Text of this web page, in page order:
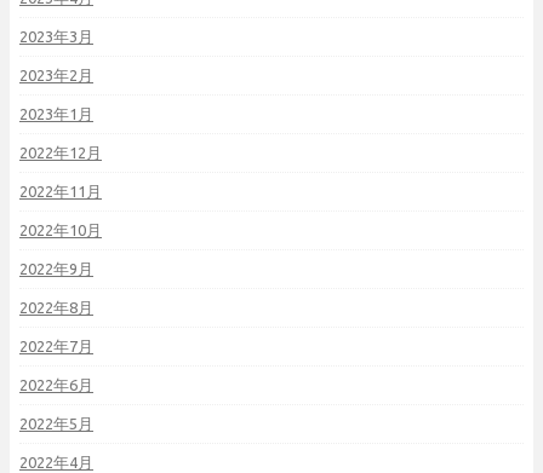
2023年3月
2023年2月
2023年1月
2022年12月
2022年11月
2022年10月
2022年9月
2022年8月
2022年7月
2022年6月
2022年5月
2022年4月